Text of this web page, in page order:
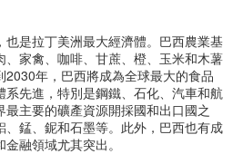
也是拉丁美洲最大經濟體。巴西農業基
家禽、咖啡、甘蔗、橙、玉米和木薯
年，巴西將成為全球最大的食品
先進，特別是鋼鐵、石化、汽車和航
主要的礦產資源開採國和出口國之
錳、鈮和石墨等。此外，巴西也有成
融領域尤其突出。